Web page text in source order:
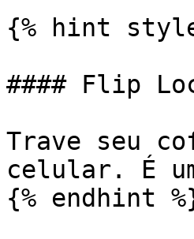
{% hint
#### Flip
Trave seu
celular. É
{% endhint